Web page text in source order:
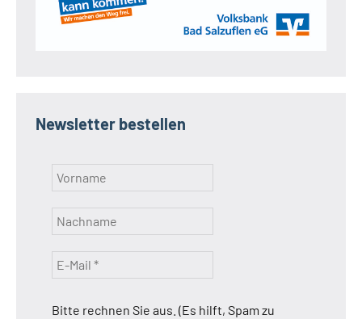
Newsletter bestellen
Bitte rechnen Sie aus. (Es hilft, Spam zu